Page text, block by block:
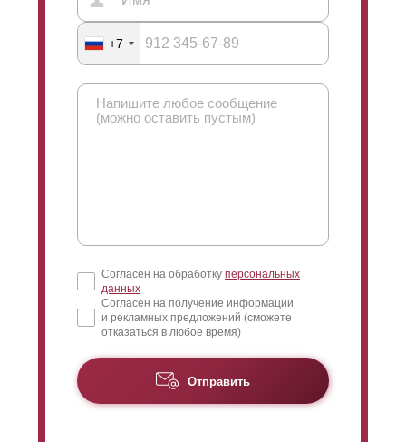
возможности производителя заборов при этом не
ограничены. Окрашивание конструкций забора
производится в специальном цехе производителя
самостоятельно с соблюдением всех правил и
требований. Нанесение толщины слоя полимерно-
порошкового покрытия происходит в параметрах от
60 до 100 микрон.
+7
Согласен на обработку персональных
данных
Согласен на получение информации
и рекламных предложений (сможете
отказаться в любое время)
Отправить